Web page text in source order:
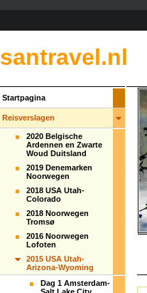
santravel.nl
Startpagina
Reisverslagen
2020 Belgische
Ardennen en Zwarte
Woud Duitsland
2019 Denemarken
Noorwegen
2018 USA Utah-
Colorado
2018 Noorwegen
Tromsø
2016 Noorwegen
Lofoten
2015 USA Utah-
Arizona-Wyoming
Dag 1 Amsterdam-